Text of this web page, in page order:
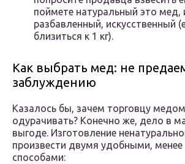
поймете натуральный это мед,
разбавленный, искусственный
близиться к 1 кг).
Как выбрать мед: не
заблуждению
Казалось бы, зачем торговцу
одурачивать? Конечно же, дело в
выгоде. Изготовление
произвести двумя удобными,
способами: